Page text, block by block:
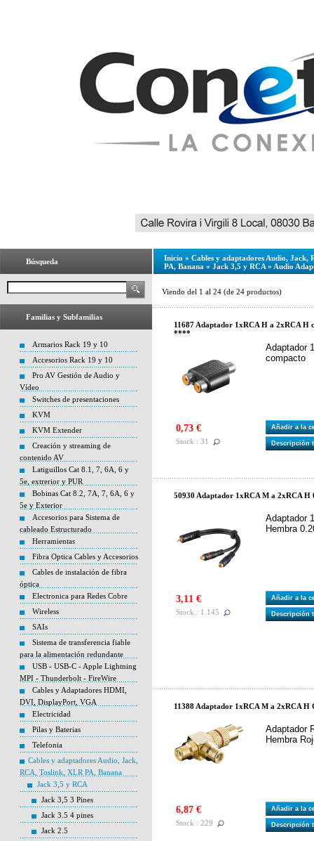
Búsqueda
Familias y Subfamilias
Armarios Rack 19 y 10
Accesorios Rack 19 y 10
Pro AV Gestión de Audio y
Vídeo
Switches de presentaciones
KVM
KVM Extender
Creación y streaming de
contenido AV
Latiguillos Cat 8.1, 7, 6A, 6 y
5e, extrerior y PUR
Bobinas Cat 8.2, 7A, 7, 6A, 6 y
5e y Exterior
Accesorios para Sistema de
cableado Estructurado
Herramientas
Fibra Optica Cables y Accesorios
Cables de instalación de fibra
óptica
Electronica para Redes Cobre
Wireless
SAIs
Sistema de transferencia fiable
para la alimentación redundante
USB - USB-C - Apple Lightning
MPI - Thunderbolt - FireWire
Cables y Adaptadores HDMI,
DVI, DisplayPort, VGA
Electricidad
Pilas y Baterias
Telefonia
Cables y adaptadores Audio, Jack,
RCA, Toslink, XLR PA, Banana
Jack 3,5 y RCA
Jack 3,5 3 Pines
Jack 3.5 4 pines
Jack 2.5
Inicio » Cables y adaptadores Audio, Jack,
PA, Banana » Jack 3,5 y RCA » Audio
Viendo del 1 al 24 (de 24 productos)
11687 Adaptador 1xRCA H a 2xRCA H
****
Adaptador
compacto
0,73 €
Stock : 31
Añadir a la
Descripción
50930 Adaptador 1xRCA M a 2xRCA
Adaptador
Hembra
3,11 €
Stock : 1.145
Añadir a la
Descripción
11388 Adaptador 1xRCA M a 2xRCA H
Adaptador
Hembra
6,87 €
Stock : 229
Añadir a la
Descripción